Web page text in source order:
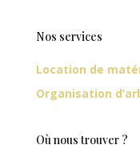
Nos services
Location de
Organisation
Où nous trouver ?